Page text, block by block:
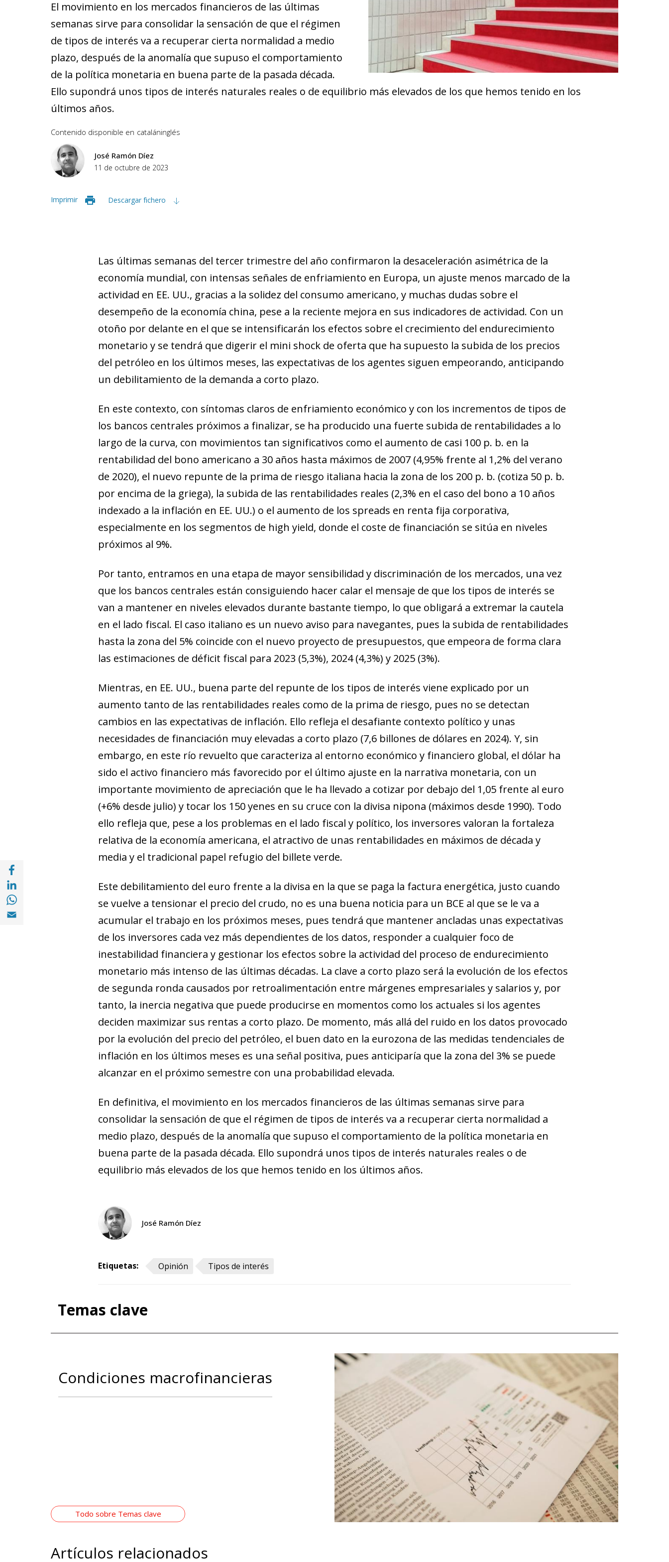
El movimiento en los mercados financieros de las últimas
semanas sirve para consolidar la sensación de que el régimen
de tipos de interés va a recuperar cierta normalidad a medio
plazo, después de la anomalía que su­­puso el comportamiento
de la política monetaria en buena parte de la pasada década.
Ello supondrá unos tipos de in­­terés naturales reales o de equilibrio más elevados de los que hemos tenido en los
últimos años.
Contenido disponible en cataláninglés
José Ramón Díez
11 de octubre de 2023
Imprimir Descargar fichero
Compartir en Facebook (opens in a new window)
Compartir en with Linkedin (opens in a new window)
Compartir en Email (opens in a new window)
Las últimas semanas del tercer trimestre del año confirmaron la desaceleración asimétrica de la
economía mundial, con intensas señales de enfriamiento en Europa, un ajuste menos marcado de la
actividad en EE. UU., gracias a la solidez del consumo americano, y muchas dudas sobre el
desempeño de la economía china, pese a la reciente mejora en sus indicadores de actividad. Con un
otoño por delante en el que se intensificarán los efectos sobre el crecimiento del endurecimiento
monetario y se tendrá que digerir el mini shock de oferta que ha supuesto la subida de los precios
del petróleo en los últimos meses, las expectativas de los agentes siguen empeorando, anticipando
un debilitamien­­to de la demanda a corto plazo.
En este contexto, con síntomas claros de enfriamiento económico y con los incrementos de tipos de
los bancos centrales próximos a finalizar, se ha producido una fuerte subida de rentabilidades a lo
largo de la curva, con movimientos tan significativos como el aumento de casi 100 p. b. en la
rentabilidad del bono americano a 30 años hasta máximos de 2007 (4,95% frente al 1,2% del verano
de 2020), el nuevo repunte de la prima de riesgo italiana hacia la zona de los 200 p. b. (cotiza 50 p. b.
por encima de la griega), la subida de las rentabilidades reales (2,3% en el caso del bono a 10 años
indexado a la inflación en EE. UU.) o el aumento de los spreads en renta fija corporativa,
especialmente en los segmentos de high yield, donde el coste de financiación se sitúa en niveles
próximos al 9%.
Por tanto, entramos en una etapa de mayor sensibilidad y discriminación de los mercados, una vez
que los bancos centrales están consiguiendo hacer calar el mensaje de que los tipos de interés se
van a mantener en niveles elevados durante bastante tiempo, lo que obligará a extremar la cau­­tela
en el lado fiscal. El caso italiano es un nuevo aviso para navegantes, pues la subida de rentabilidades
hasta la zona del 5% coincide con el nuevo proyecto de presupuestos, que empeora de forma clara
las estimaciones de déficit fiscal para 2023 (5,3%), 2024 (4,3%) y 2025 (3%).
Mientras, en EE. UU., buena parte del repunte de los tipos de interés viene explicado por un
aumento tanto de las rentabilidades reales como de la prima de riesgo, pues no se detectan
cambios en las expectativas de inflación. Ello re­­fleja el desafiante contexto político y unas
necesidades de financiación muy elevadas a corto plazo (7,6 billones de dó­­lares en 2024). Y, sin
embargo, en este río revuelto que caracteriza al entorno económico y financiero global, el dólar ha
sido el activo financiero más favorecido por el último ajuste en la narrativa monetaria, con un
importante movimiento de apreciación que le ha llevado a cotizar por debajo del 1,05 frente al euro
(+6% desde julio) y tocar los 150 yenes en su cruce con la divisa nipona (máximos desde 1990). Todo
ello refleja que, pese a los problemas en el lado fiscal y político, los inversores valoran la fortaleza
relativa de la economía americana, el atractivo de unas rentabilidades en máximos de década y
media y el tradicional papel refugio del billete verde.
Este debilitamiento del euro frente a la divisa en la que se paga la factura energética, justo cuando
se vuelve a tensionar el precio del crudo, no es una buena noticia para un BCE al que se le va a
acumular el trabajo en los próximos meses, pues tendrá que mantener ancladas unas expectativas
de los inversores cada vez más dependientes de los datos, responder a cualquier foco de
inestabilidad financiera y gestionar los efectos sobre la actividad del proceso de endurecimiento
monetario más intenso de las últimas décadas. La clave a corto plazo será la evolución de los efectos
de segunda ronda causados por retroalimentación entre márgenes empresariales y salarios y, por
tanto, la inercia negativa que puede producirse en momentos como los actuales si los agentes
deciden maximizar sus rentas a corto plazo. De momento, más allá del ruido en los datos provocado
por la evolución del precio del petróleo, el buen dato en la eurozona de las medidas tendenciales de
inflación en los últimos meses es una señal positiva, pues anticiparía que la zona del 3% se puede
alcanzar en el próximo semestre con una probabilidad elevada.
En definitiva, el movimiento en los mercados financieros de las últimas semanas sirve para
consolidar la sensación de que el régimen de tipos de interés va a recuperar cierta normalidad a
medio plazo, después de la anomalía que su­­puso el comportamiento de la política monetaria en
buena parte de la pasada década. Ello supondrá unos tipos de in­­terés naturales reales o de
equilibrio más elevados de los que hemos tenido en los últimos años.
José Ramón Díez
Etiquetas: Opinión Tipos de interés
Temas clave
Condiciones macrofinancieras
Todo sobre Temas clave
Artículos relacionados